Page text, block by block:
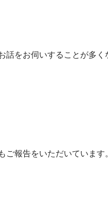
話をお伺いすることが多く
ご報告をいただいています